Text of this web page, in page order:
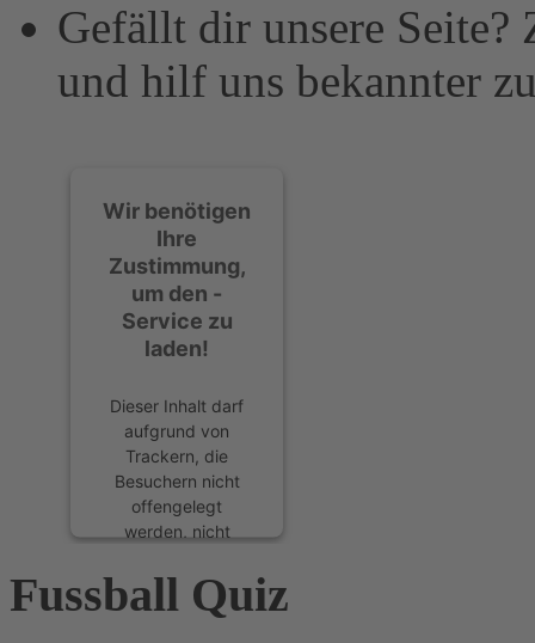
Gefällt dir unsere Seite?
und hilf uns bekannter
Wir benötigen
Ihre
Zustimmung,
um den -
Service zu
laden!
Dieser Inhalt darf
aufgrund von
Trackern, die
Besuchern nicht
offengelegt
werden, nicht
Der Besitzer der
Website muss diese
Fussball Quiz